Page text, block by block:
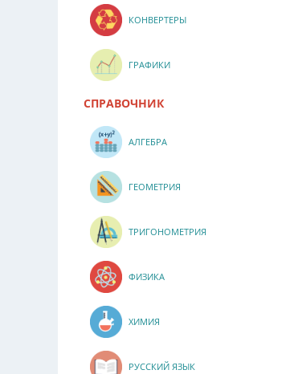
КОНВЕРТЕРЫ
ГРАФИКИ
СПРАВОЧНИК
АЛГЕБРА
ГЕОМЕТРИЯ
ТРИГОНОМЕТРИЯ
ФИЗИКА
ХИМИЯ
РУССКИЙ ЯЗЫК